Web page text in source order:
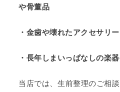
や骨董品
・金歯や壊れたアクセサリ
・長年しまいっぱなしの楽
当店では、生前整理のご相